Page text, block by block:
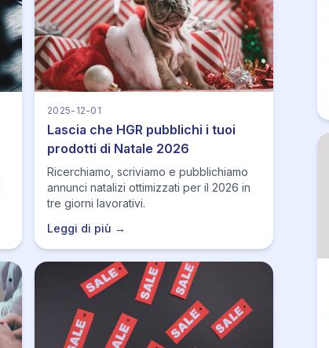
2025-12-01
Lascia che HGR pubblichi i tuoi
prodotti di Natale 2026
Ricerchiamo, scriviamo e pubblichiamo
annunci natalizi ottimizzati per il 2026 in
tre giorni lavorativi.
Leggi di più →